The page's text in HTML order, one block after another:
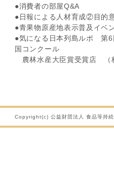
●消費者の部屋Q&A
●日報による人材育成②目的
●青果物原産地表示普及イベ
●気になる日本列島ルポ 第6
国コンクール
農林水産大臣賞受賞店 （
Copyright(c) 公益財団法人 食品等持